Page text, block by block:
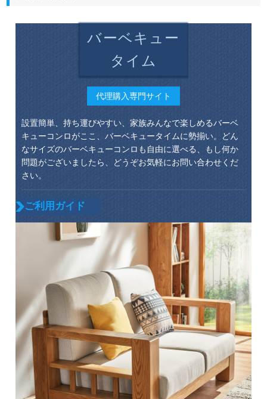
バーベキュー
タイム
代理購入専門サイト
設置簡単、持ち運びやすい、家族みんなで楽しめるバーベ
キューコンロがここ、バーベキュータイムに勢揃い。どん
なサイズのバーベキューコンロも自由に選べる、もし何か
問題がございましたら、どうぞお気軽にお問い合わせくだ
さい。
ご利用ガイド